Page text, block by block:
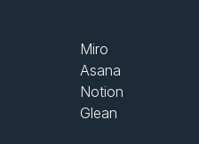
Miro
Asana
Notion
Glean